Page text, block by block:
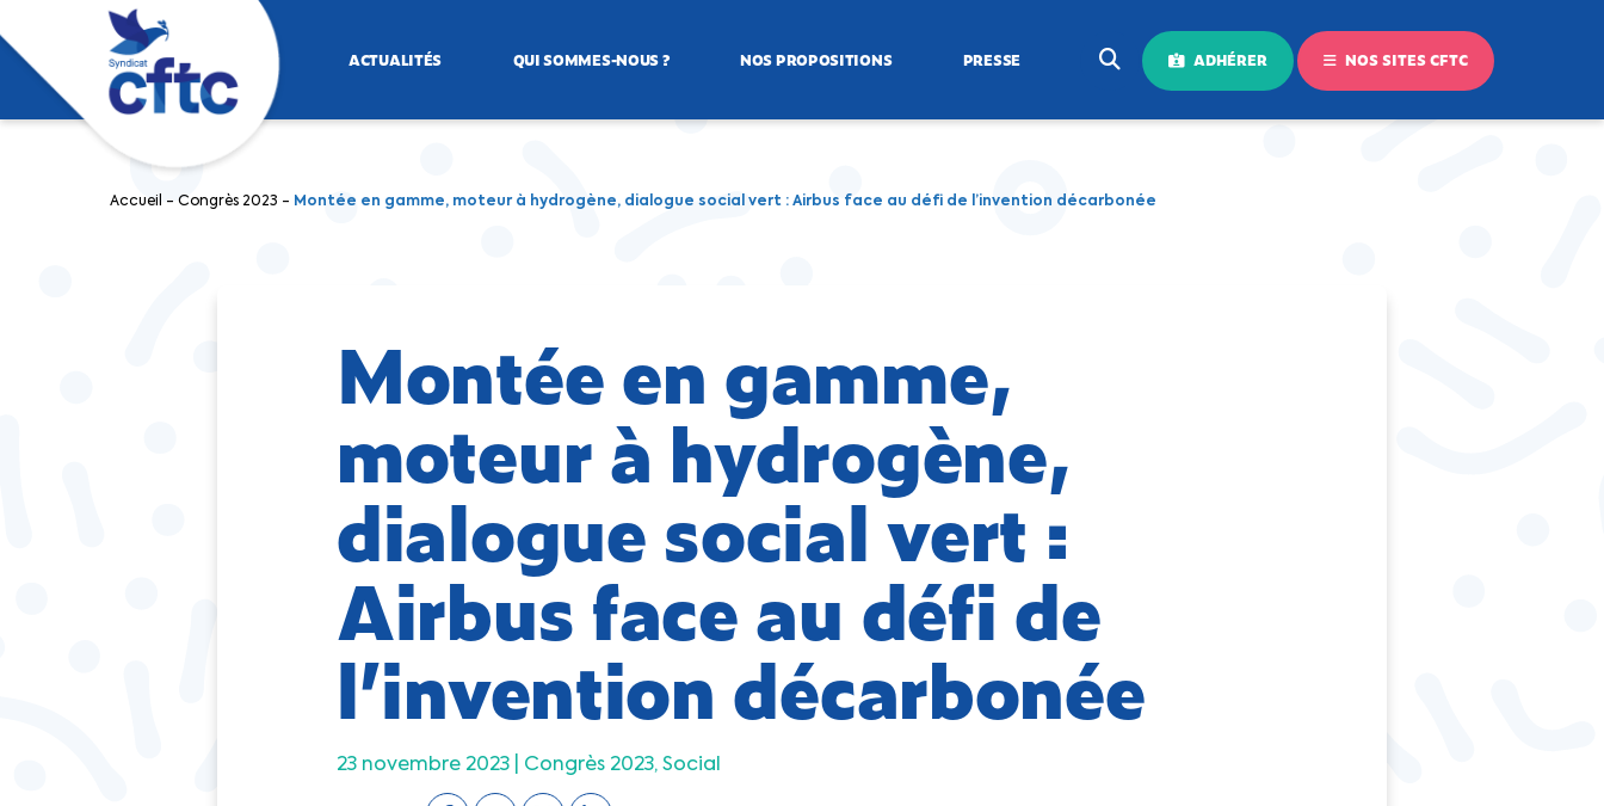
ACTUALITÉS QUI SOMMES-NOUS ? NOS PROPOSITIONS PRESSE ADHÉRER NOS SITES CFTC
Accueil - Congrès 2023 - Montée en gamme, moteur à hydrogène, dialogue social vert : Airbus face au défi de l’invention décarbonée
Montée en gamme,
moteur à hydrogène,
dialogue social vert :
Airbus face au défi de
l’invention décarbonée
23 novembre 2023 | Congrès 2023 Social